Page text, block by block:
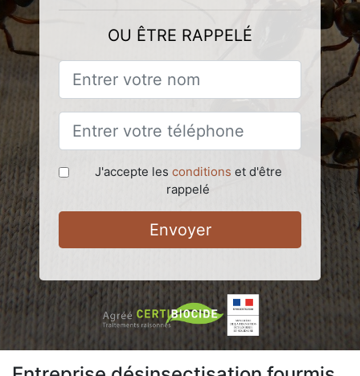
OU ÊTRE RAPPELÉ
J'accepte les conditions et d'être
rappelé
Envoyer